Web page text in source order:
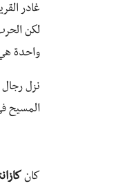
غادر
لكن
واحدة
نزل
المسيح
كان